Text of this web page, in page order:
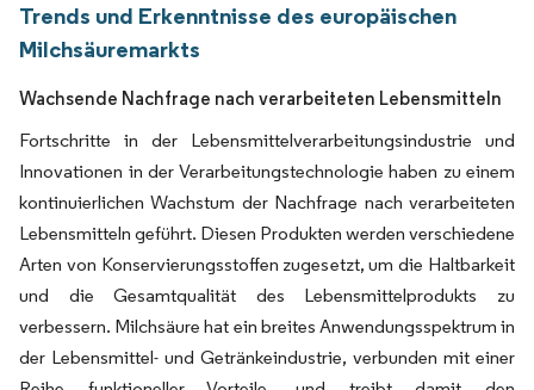
Trends und Erkenntnisse des europäischen
Milchsäuremarkts
Wachsende Nachfrage nach verarbeiteten Lebensmitteln
Fortschritte in der Lebensmittelverarbeitungsindustrie und
Innovationen in der Verarbeitungstechnologie haben zu einem
kontinuierlichen Wachstum der Nachfrage nach verarbeiteten
Lebensmitteln geführt. Diesen Produkten werden verschiedene
Arten von Konservierungsstoffen zugesetzt, um die Haltbarkeit
und die Gesamtqualität des Lebensmittelprodukts zu
verbessern. Milchsäure hat ein breites Anwendungsspektrum in
der Lebensmittel- und Getränkeindustrie, verbunden mit einer